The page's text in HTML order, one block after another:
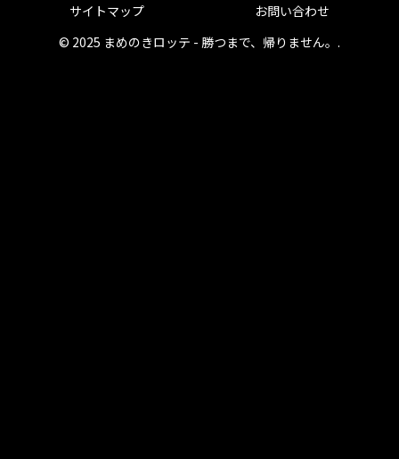
サイトマップ
お問い合わせ
© 2025 まめのきロッテ - 勝つまで、帰りません。.